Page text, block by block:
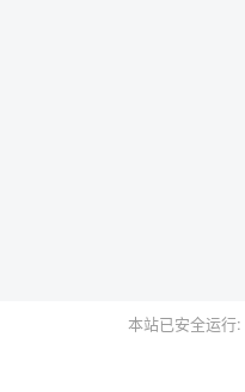
本站已安全运行: